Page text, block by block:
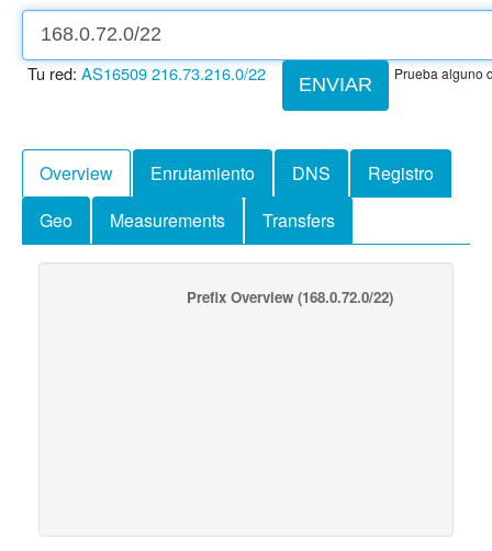
ENVIAR
Tu red: AS16509216.73.216.0/22 Prueba alguno
Overview Enrutamiento DNS
Registro
Geo
Measurements Transfers
Prefix Overview(168.0.72.0/22)